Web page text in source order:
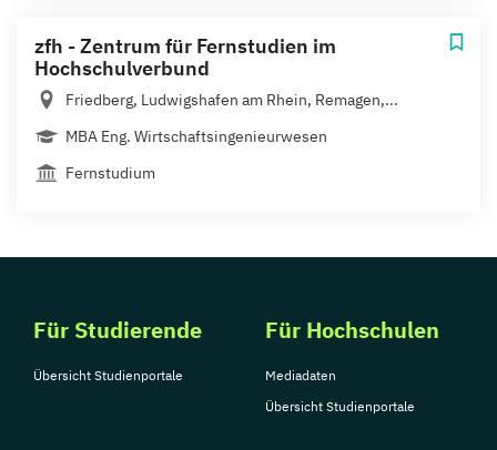
zfh - Zentrum für Fernstudien im
Hochschulverbund
Friedberg, Ludwigshafen am Rhein, Remagen,...
MBA Eng. Wirtschaftsingenieurwesen
Fernstudium
Für Studierende
Übersicht Studienportale
Für Hochschulen
Mediadaten
Übersicht Studienportale